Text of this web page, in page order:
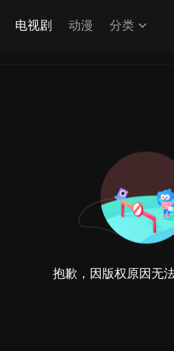
电视剧 动漫 分类
抱歉，因版权原因无